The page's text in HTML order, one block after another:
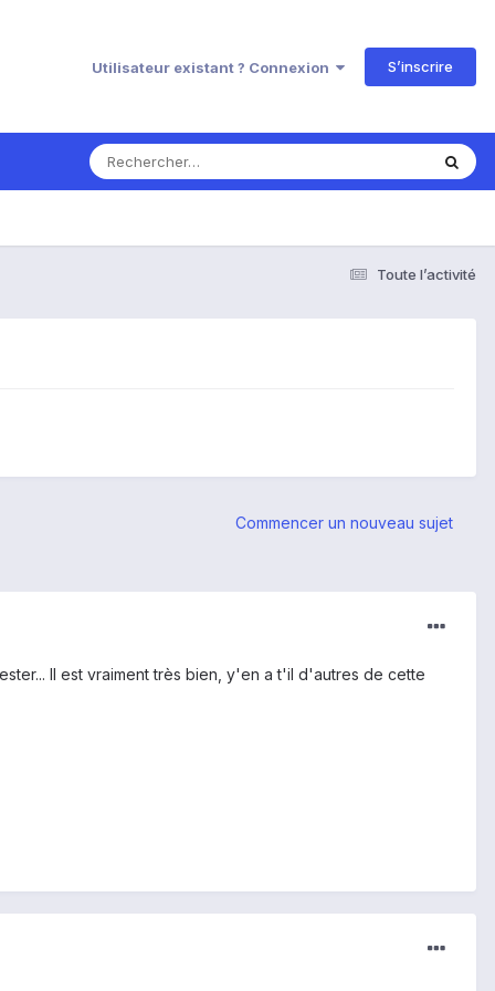
Utilisateur existant ? Connexion S’inscrire
Toute l’activité
Commencer un nouveau sujet
Il est vraiment très bien, y'en a t'il d'autres de cette